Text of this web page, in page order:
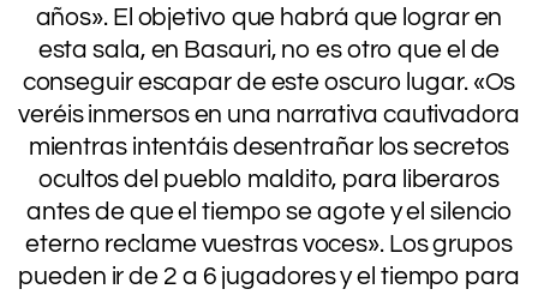
años». El objetivo que habrá que lograr en
esta sala, en Basauri, no es otro que el de
conseguir escapar de este oscuro lugar. «Os
veréis inmersos en una narrativa cautivadora
mientras intentáis desentrañar los secretos
ocultos del pueblo maldito, para liberaros
antes de que el tiempo se agote y el silencio
eterno reclame vuestras voces». Los grupos
pueden ir de 2 a 6 jugadores y el tiempo para